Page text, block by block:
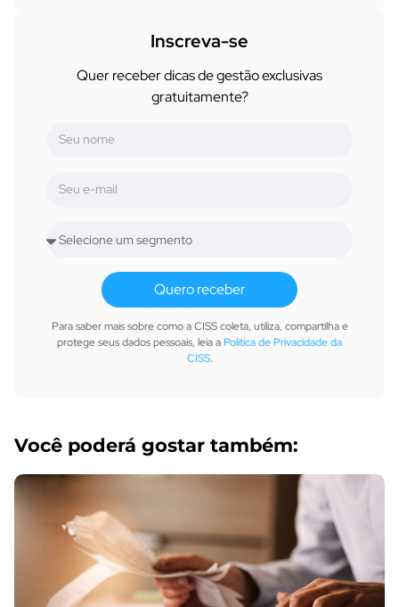
Inscreva-se
Quer receber dicas de gestão exclusivas
gratuitamente?
Quero receber
Para saber mais sobre como a CISS coleta, utiliza, compartilha e
protege seus dados pessoais, leia a Política de Privacidade da
CISS.
Você poderá gostar também: